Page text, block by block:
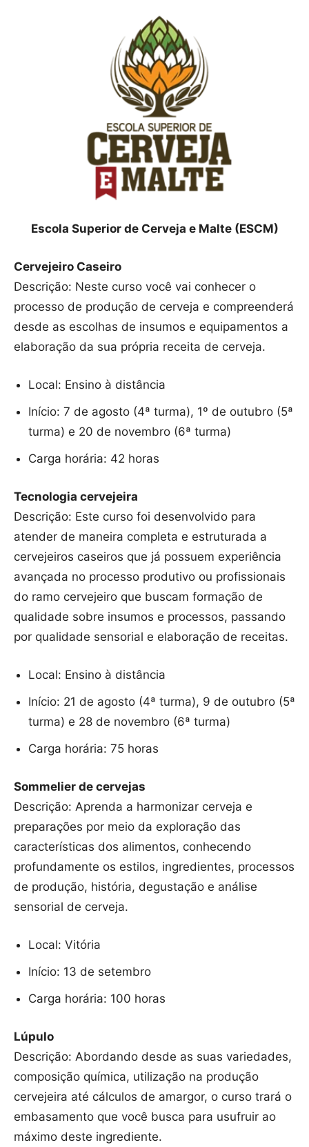
Escola Superior de Cerveja e Malte (ESCM)
Cervejeiro Caseiro
Descrição: Neste curso você vai conhecer o
processo de produção de cerveja e compreenderá
desde as escolhas de insumos e equipamentos a
elaboração da sua própria receita de cerveja.
Local: Ensino à distância
Início: 7 de agosto (4ª turma), 1º de outubro (5ª
turma) e 20 de novembro (6ª turma)
Carga horária: 42 horas
Tecnologia cervejeira
Descrição: Este curso foi desenvolvido para
atender de maneira completa e estruturada a
cervejeiros caseiros que já possuem experiência
avançada no processo produtivo ou profissionais
do ramo cervejeiro que buscam formação de
qualidade sobre insumos e processos, passando
por qualidade sensorial e elaboração de receitas.
Local: Ensino à distância
Início: 21 de agosto (4ª turma), 9 de outubro (5ª
turma) e 28 de novembro (6ª turma)
Carga horária: 75 horas
Sommelier de cervejas
Descrição: Aprenda a harmonizar cerveja e
preparações por meio da exploração das
características dos alimentos, conhecendo
profundamente os estilos, ingredientes, processos
de produção, história, degustação e análise
sensorial de cerveja.
Local: Vitória
Início: 13 de setembro
Carga horária: 100 horas
Lúpulo
Descrição: Abordando desde as suas variedades,
composição química, utilização na produção
cervejeira até cálculos de amargor, o curso trará o
embasamento que você busca para usufruir ao
máximo deste ingrediente.